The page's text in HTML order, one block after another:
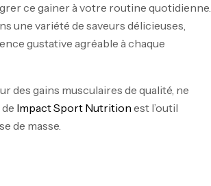
ce gainer à votre routine quotidienne.
une variété de saveurs délicieuses,
gustative agréable à chaque
des gains musculaires de qualité, ne
Impact Sport Nutrition est l’outil
de masse.